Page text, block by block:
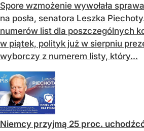
Spore wzmożenie wywołała
na posła, senatora Leszka
numerów list dla poszczególnych
w piątek, polityk już w sierpniu
wyborczy z numerem listy, który...
Niemcy przyjmą 25 proc.